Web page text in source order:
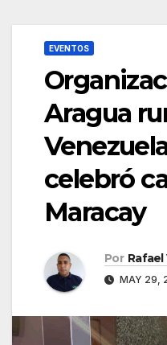
EVENTOS
Aragua
celebró
Maracay
Por Rafael
MAY 29,